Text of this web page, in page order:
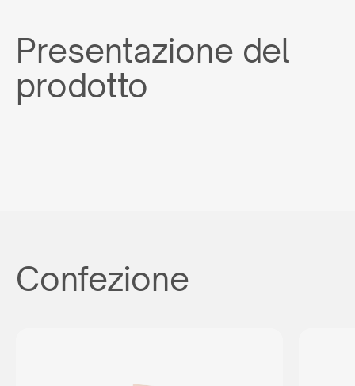
Presentazione del
prodotto
Confezione